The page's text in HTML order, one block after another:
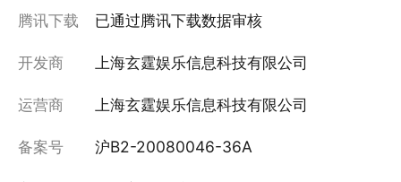
腾讯下载 已通过腾讯下载数据审核
开发商 上海玄霆娱乐信息科技有限公司
运营商 上海玄霆娱乐信息科技有限公司
备案号 沪B2-20080046-36A